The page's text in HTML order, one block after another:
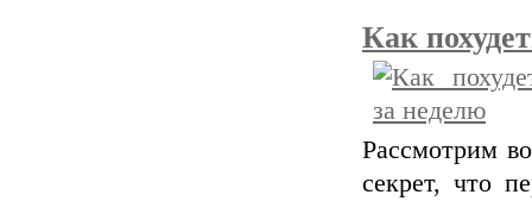
Как
Рассмотрим
секрет, что